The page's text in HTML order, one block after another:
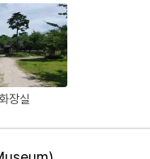
장실